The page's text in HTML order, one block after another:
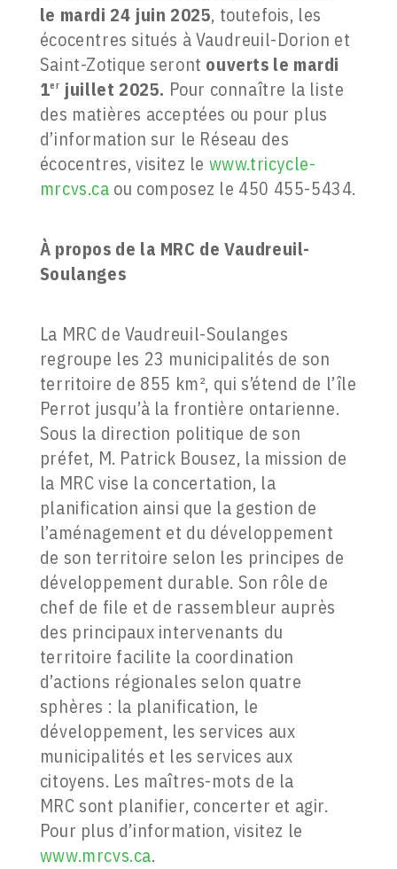
le mardi 24 juin 2025, toutefois, les
écocentres situés à Vaudreuil-Dorion et
Saint-Zotique seront ouverts le mardi
1er juillet 2025. Pour connaître la liste
des matières acceptées ou pour plus
d’information sur le Réseau des
écocentres, visitez le www.tricycle-
mrcvs.ca ou composez le 450 455-5434.
À propos de la MRC de Vaudreuil-
Soulanges
La MRC de Vaudreuil-Soulanges
regroupe les 23 municipalités de son
territoire de 855 km², qui s’étend de l’île
Perrot jusqu’à la frontière ontarienne.
Sous la direction politique de son
préfet, M. Patrick Bousez, la mission de
la MRC vise la concertation, la
planification ainsi que la gestion de
l’aménagement et du développement
de son territoire selon les principes de
développement durable. Son rôle de
chef de file et de rassembleur auprès
des principaux intervenants du
territoire facilite la coordination
d’actions régionales selon quatre
sphères : la planification, le
développement, les services aux
municipalités et les services aux
citoyens. Les maîtres-mots de la
MRC sont planifier, concerter et agir.
Pour plus d’information, visitez le
www.mrcvs.ca.